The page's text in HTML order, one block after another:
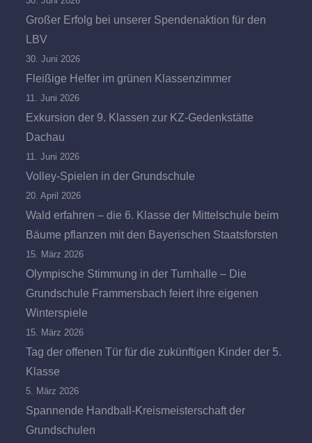
Großer Erfolg bei unserer Spendenaktion für den
LBV
30. Juni 2026
Fleißige Helfer im grünen Klassenzimmer
11. Juni 2026
Exkursion der 9. Klassen zur KZ-Gedenkstätte
Dachau
11. Juni 2026
Volley-Spielen in der Grundschule
20. April 2026
Wald erfahren – die 6. Klasse der Mittelschule beim
Bäume pflanzen mit den Bayerischen Staatsforsten
15. März 2026
Olympische Stimmung in der Turnhalle – Die
Grundschule Frammersbach feiert ihre eigenen
Winterspiele
15. März 2026
Tag der offenen Tür für die zukünftigen Kinder der 5.
Klasse
5. März 2026
Spannende Handball-Kreismeisterschaft der
Grundschulen